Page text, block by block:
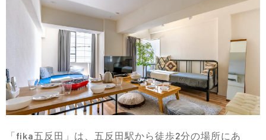
「fika五反田」は、五反田駅から徒歩2分の場所にあ